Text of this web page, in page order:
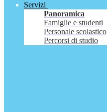
Servizi
Panoramica
Famiglie e studenti
Personale scolastico
Percorsi di studio